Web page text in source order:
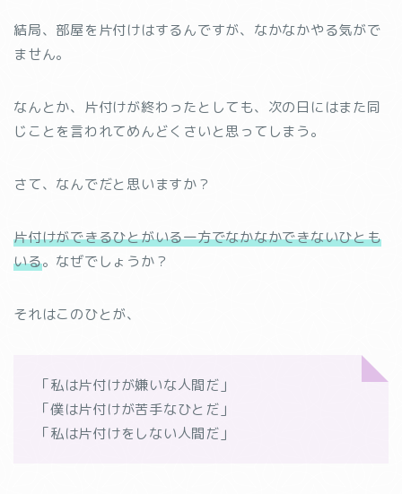
結局、部屋を片付けはするんですが、なかなかやる気がで
ません。
なんとか、片付けが終わったとしても、次の日にはまた同
じことを言われてめんどくさいと思ってしまう。
さて、なんでだと思いますか？
片付けができるひとがいる一方でなかなかできないひとも
いる。なぜでしょうか？
それはこのひとが、
「私は片付けが嫌いな人間だ」
「僕は片付けが苦手なひとだ」
「私は片付けをしない人間だ」